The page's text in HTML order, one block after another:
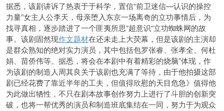
据悉，该剧讲诉了热衷于于科学，置信“前卫迷信—认识的操控
力量”女主人公李天，母亲堕入东京一场离奇的立功事情后，为
找寻真相，逐步踏进了一个匪夷所思“超意识“立功蜘蛛网的故
事。该剧固然现作文题材在还未走上大荧幕，但是该剧的主演却
是群众熟知的绝对实力演员，其中包括包罗张睿、张孝全、何杜
娟、苗侨伟等。据悉，将会在本剧中有着精彩的烧脑”体现，作
为该剧的制造人周其良关于该剧也充满了等待，由于他拍摄这部
剧已经花费了靠近半年的工夫，但值得欣慰的天目危急》值得他
为此做出牺性，不只在剧本故事创作努力上进行了斗胆的创新突
破，也将一帮优秀的演员和制造班底集结在一同，努力于为观众